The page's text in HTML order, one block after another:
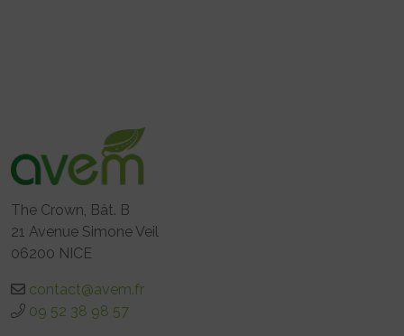
The Crown, Bât. B
21 Avenue Simone Veil
06200 NICE
contact@avem.fr
09 52 38 98 57